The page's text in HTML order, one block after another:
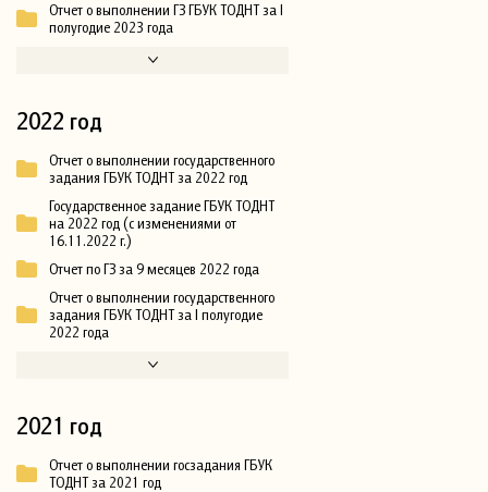
Отчет о выполнении ГЗ ГБУК ТОДНТ за I
полугодие 2023 года
2022 год
Отчет о выполнении государственного
задания ГБУК ТОДНТ за 2022 год
Государственное задание ГБУК ТОДНТ
на 2022 год (с изменениями от
16.11.2022 г.)
Отчет по ГЗ за 9 месяцев 2022 года
Отчет о выполнении государственного
задания ГБУК ТОДНТ за I полугодие
2022 года
2021 год
Отчет о выполнении госзадания ГБУК
ТОДНТ за 2021 год